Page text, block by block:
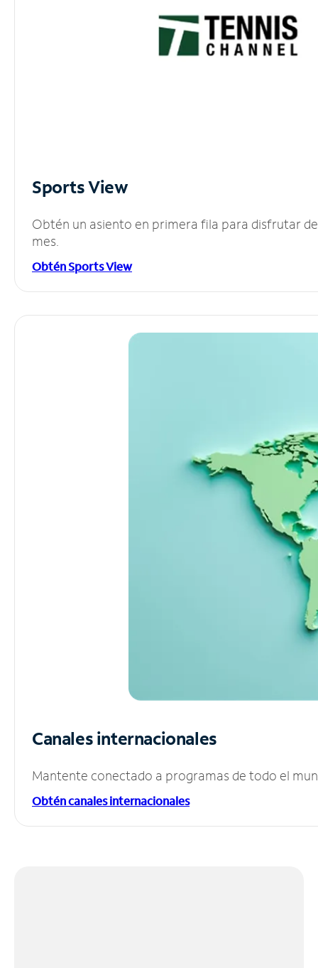
Sports View
Obtén un asiento en primera fila para disfrutar
mes.
Obtén Sports View
Canales internacionales
Mantente conectado a programas de todo el
Obtén canales internacionales